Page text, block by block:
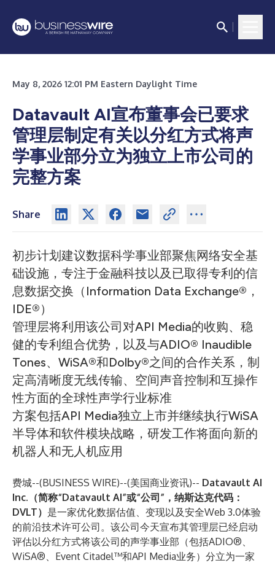
May 8, 2026 12:01 PM Eastern Daylight Time
Datavault AI宣布董事会已要求
管理层制定有关以分红方式将声
学事业部分立为独立上市公司的
完整方案
Share
初步计划建议数据科学事业部聚焦网络安全基
础设施，专注于金融科技以及已取得专利的信
息数据交换（Information Data Exchange®，
IDE®）
管理层将利用该公司对API Media的收购、稳
健的专利组合优势，以及与ADIO® Inaudible
Tones、WiSA®和Dolby®之间的合作关系，制
定高清晰度无线传输、空间声音控制和互操作
性方面的全球性声学行业标准
方案包括API Media独立上市并继续执行WiSA
半导体和软件模块战略，研发工作将面向新的
机器人和无人机应用
费城--(BUSINESS WIRE)--(美国商业资讯)-- Datavault AI
Inc.（简称“Datavault AI”或“公司”，纳斯达克代码：
DVLT） 是一家优化数据估值、变现以及安全Web 3.0体验
的前沿技术许可公司。该公司今天宣布其管理层已经启动
评估以分红方式将该公司的声学事业部（包括ADIO®、
WiSA®、Event Citadel™和API Media业务）分立为一家